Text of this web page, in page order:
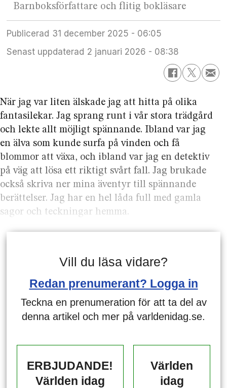
Barnboksförfattare och flitig bokläsare
Publicerad
31 december 2025 - 06:05
Senast uppdaterad
2 januari 2026 - 08:38
När jag var liten älskade jag att hitta på olika
fantasilekar. Jag sprang runt i vår stora trädgård
och lekte allt möjligt spännande. Ibland var jag
en älva som kunde surfa på vinden och få
blommor att växa, och ibland var jag en detektiv
på väg att lösa ett riktigt svårt fall. Jag brukade
också skriva ner mina äventyr till spännande
berättelser. Jag har en hel låda full med gamla
sagor och teckningar hemma.
Vill du läsa vidare?
Redan prenumerant? Logga in
Teckna en prenumeration för att ta del av
denna artikel och mer på varldenidag.se.
ERBJUDANDE!
Världen idag
Världen
idag